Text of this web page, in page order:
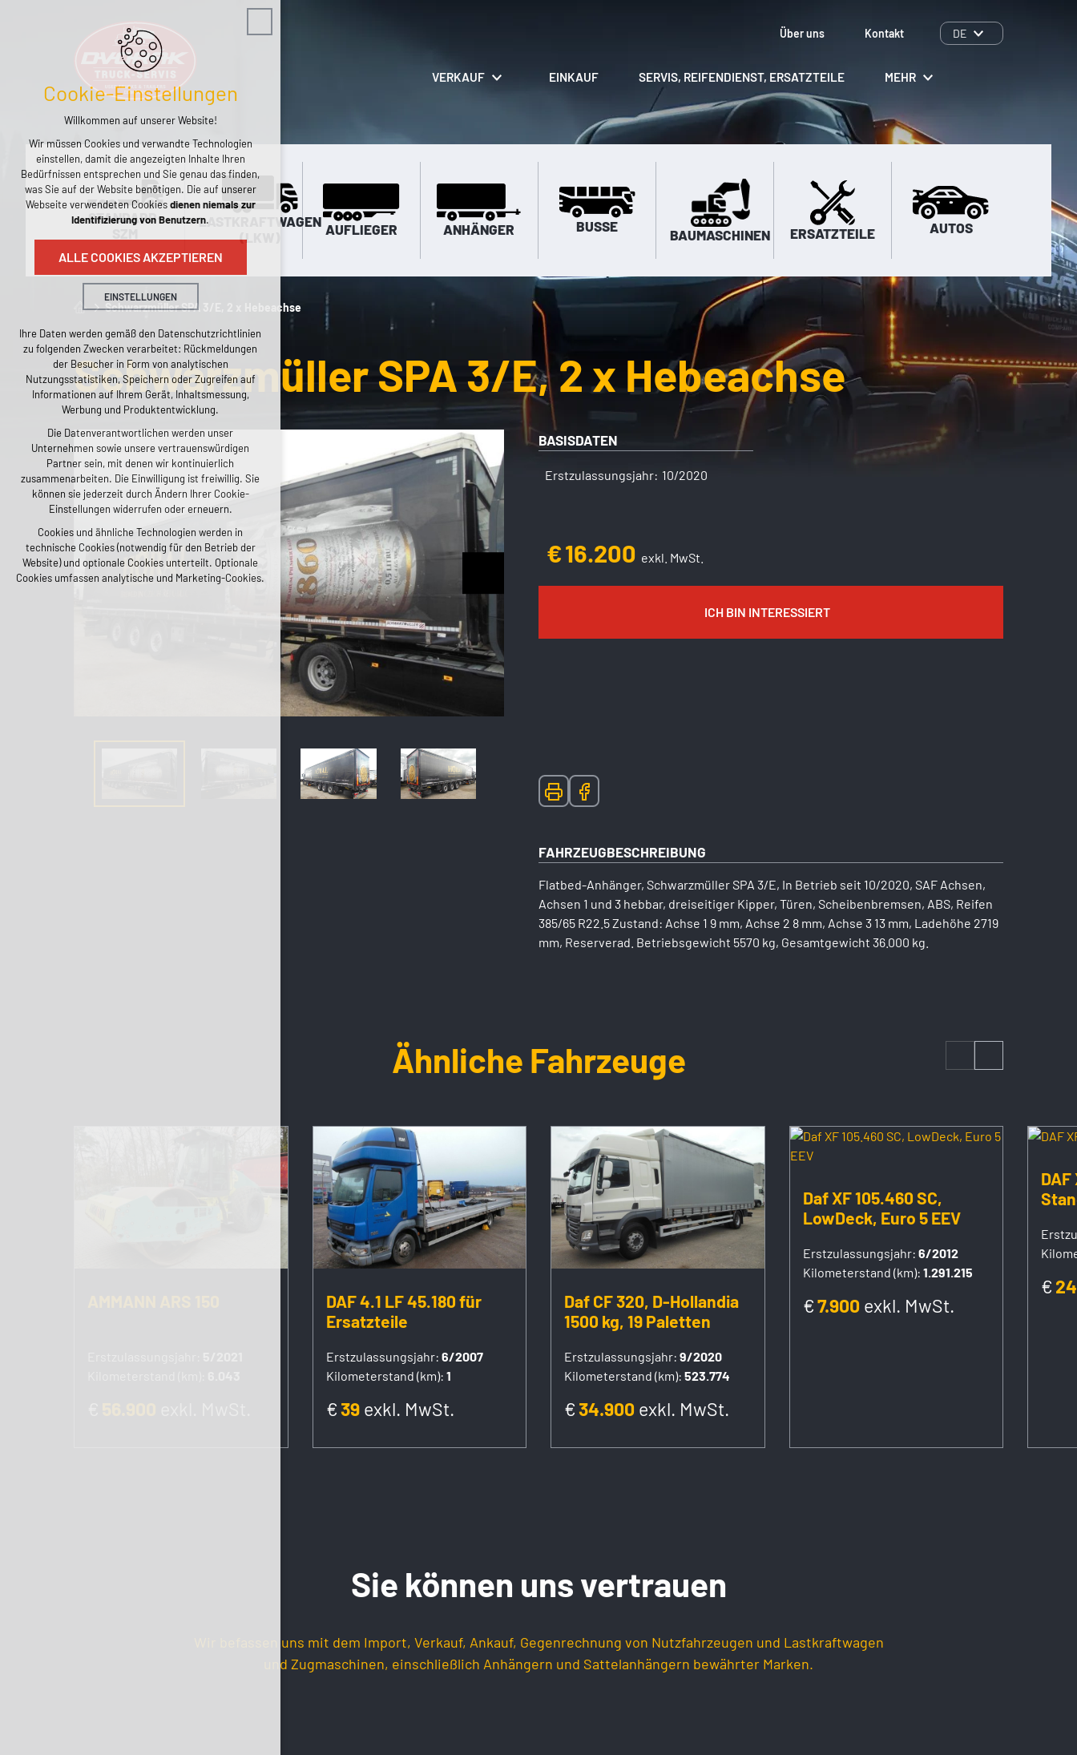
Über uns Kontakt DE
VERKAUF EINKAUF SERVIS, REIFENDIENST, ERSATZTEILE MEHR
STANDARD-
LASTKRAFTWAGEN
(LKW)
AUFLIEGER ANHÄNGER BUSSE
BAUMASCHINEN ERSATZTEILE AUTOS
Schwarzmüller SPA 3/E, 2 x Hebeachse
Schwarzmüller SPA 3/E, 2 x Hebeachse
€16.200 exkl. MwSt.
ICH BIN INTERESSIERT
BASISDATEN
Erstzulassungsjahr: 10/2020
FAHRZEUGBESCHREIBUNG
Flatbed-Anhänger, Schwarzmüller SPA 3/E, In Betrieb seit 10/2020, SAF Achsen,
Achsen 1 und 3 hebbar, dreiseitiger Kipper, Türen, Scheibenbremsen, ABS, Reifen
385/65 R22.5 Zustand: Achse 1 9 mm, Achse 2 8 mm, Achse 3 13 mm, Ladehöhe 2719
mm, Reserverad. Betriebsgewicht 5570 kg, Gesamtgewicht 36.000 kg.
Ähnliche Fahrzeuge
DAF 4.1 LF 45.180 für
Ersatzteile
Erstzulassungsjahr: 6/2007
Kilometerstand (km): 1
€39 exkl. MwSt.
Daf CF 320, D-Hollandia
1500 kg, 19 Paletten
Erstzulassungsjahr: 9/2020
Kilometerstand (km): 523.774
€34.900 exkl. MwSt.
Daf XF 105.460 SC,
LowDeck, Euro 5 EEV
Erstzulassungsjahr: 6/2012
Kilometerstand (km): 1.291.215
€7.900 exkl. MwSt.
DAF
€
Sie können uns vertrauen
Wir befassen uns mit dem Import, Verkauf, Ankauf, Gegenrechnung von Nutzfahrzeugen und Lastkraftwagen
und Zugmaschinen, einschließlich Anhängern und Sattelanhängern bewährter Marken.
Cookie-Einstellungen
Willkommen auf unserer Website!
Wir müssen Cookies und verwandte Technologien
einstellen, damit die angezeigten Inhalte Ihren
Bedürfnissen entsprechen und Sie genau das finden,
was Sie auf der Website benötigen. Die auf unserer
Webseite verwendeten Cookiesdienen niemals zur
Identifizierung von Benutzern.
ALLE COOKIES AKZEPTIEREN
EINSTELLUNGEN
Technische Cookies
erforderlich für den Betrieb der Website
Aufrechterhaltung des Kontextes der Seite
(Session): etwaige Anmeldungen, Sprachwahl
usw.
Optionale Cookies
analytisch für anonymisierte Verkehrsanalyse
Marketing-Cookies (Google, Seznam, Facebook)
ALLE COOKIES AKZEPTIEREN
OPTIONALE ABLEHNEN
Ihre Daten werden gemäß den Datenschutzrichtlinien
zu folgenden Zwecken verarbeitet: Rückmeldungen
der Besucher in Form von analytischen
Nutzungsstatistiken, Speichern oder Zugreifen auf
Informationen auf Ihrem Gerät, Inhaltsmessung,
Werbung und Produktentwicklung.
Die Datenverantwortlichen werden unser
Unternehmen sowie unsere vertrauenswürdigen
Partner sein, mit denen wir kontinuierlich
zusammenarbeiten. Die Einwilligung ist freiwillig. Sie
können sie jederzeit durch Ändern Ihrer Cookie-
Einstellungen widerrufen oder erneuern.
Cookies und ähnliche Technologien werden in
technische Cookies (notwendig für den Betrieb der
Website) und optionale Cookies unterteilt. Optionale
Cookies umfassen analytische und Marketing-Cookies.